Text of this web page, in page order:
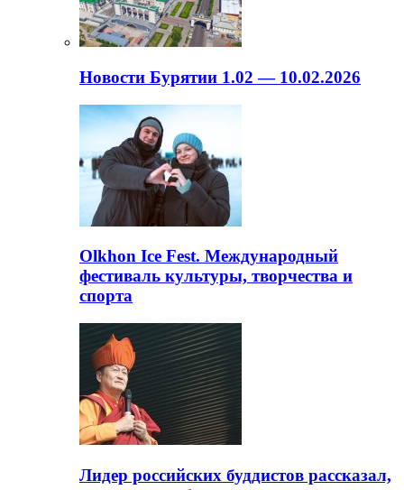
Новости Бурятии 1.02 — 10.02.2026
Olkhon Ice Fest. Международный
фестиваль культуры, творчества и
спорта
Лидер российских буддистов рассказал,